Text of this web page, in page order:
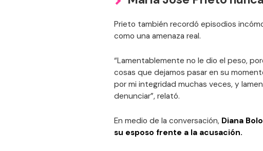
Prieto también recordó episodios
como una amenaza real.
“Lamentablemente no le dio el peso,
cosas que dejamos pasar en su
por mi integridad muchas veces, y
denunciar”, relató.
En medio de la conversación, Diana
su esposo frente a la acusación.